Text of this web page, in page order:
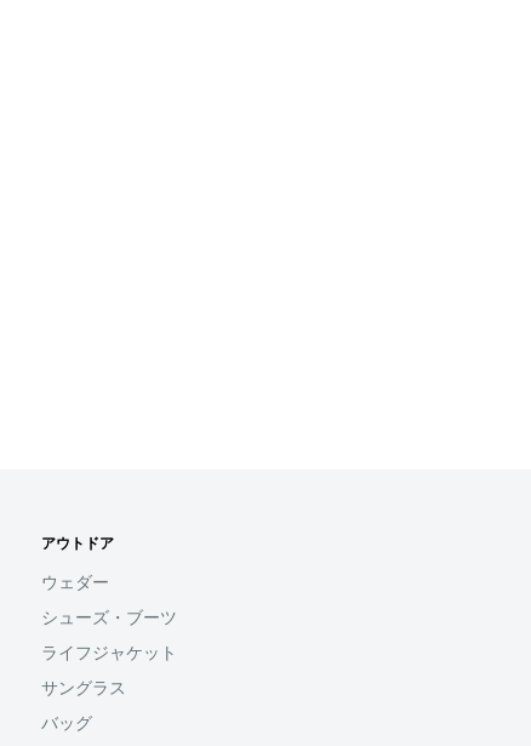
アウトドア
ウェダー
シューズ・ブーツ
ライフジャケット
サングラス
バッグ